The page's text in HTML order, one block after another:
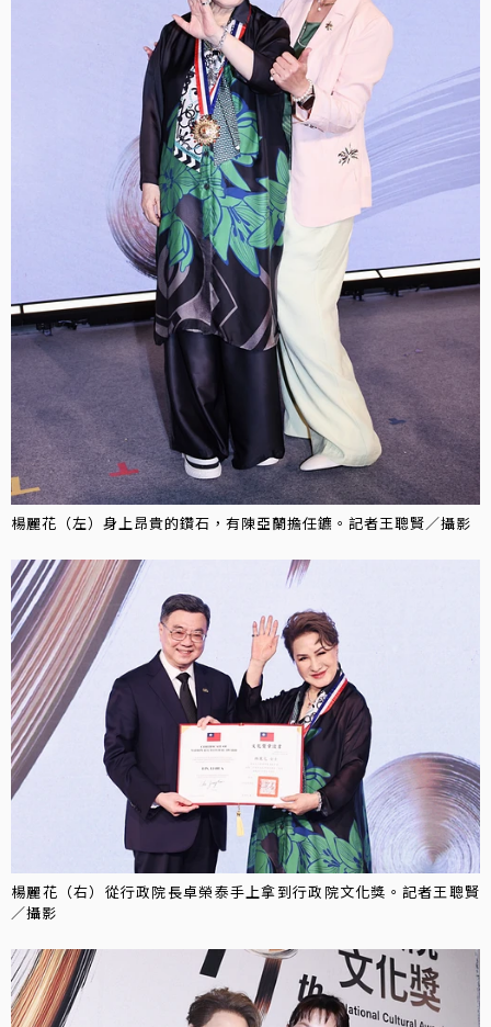
楊麗花（左）身上昂貴的鑽石，有陳亞蘭擔任鑣。記者王聰賢／攝影
楊麗花（右）從行政院長卓榮泰手上拿到行政院文化獎。記者王聰賢
／攝影